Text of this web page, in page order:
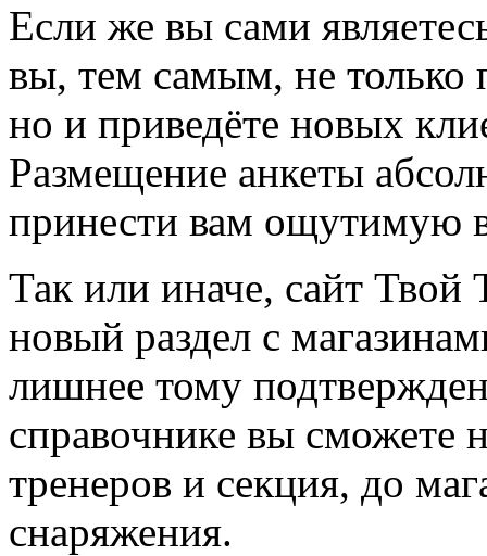
Если же вы сами
вы, тем самым, не только
но и приведёте новых
Размещение анкеты
принести вам ощутимую
Так или иначе, сайт Твой
новый раздел с
лишнее тому
справочнике вы сможете
тренеров и секция, до
снаряжения.